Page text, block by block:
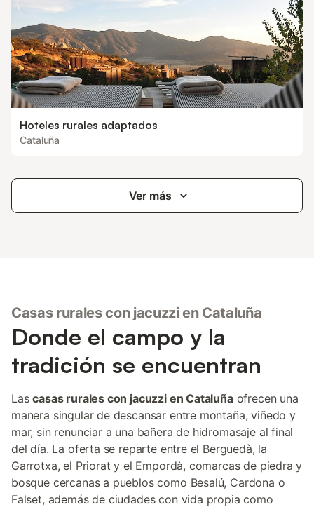
Hoteles rurales adaptados
Cataluña
Ver más
Casas rurales con jacuzzi en Cataluña
Donde el campo y la
tradición se encuentran
Lascasas rurales con jacuzzi en Cataluñaofrecen una
manera singular de descansar entre montaña, viñedo y
mar, sin renunciar a una bañera de hidromasaje al final
del día. La oferta se reparte entre el Berguedà, la
Garrotxa, el Priorat y el Empordà, comarcas de piedra y
bosque cercanas a pueblos como Besalú, Cardona o
Falset, además de ciudades con vida propia como